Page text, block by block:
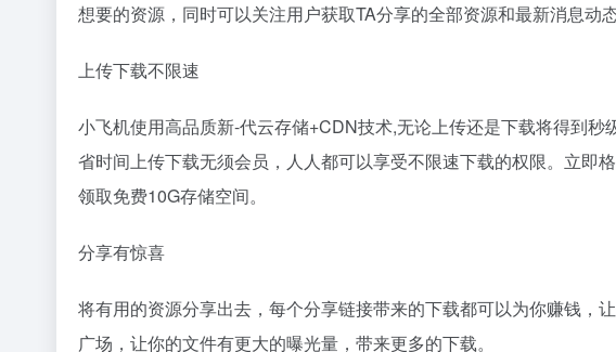
想要的资源，同时可以关注用户获取TA分享的全部资源和最新消息动态
上传下载不限速
小飞机使用高品质新-代云存储+CDN技术,无论上传还是下载将得到
省时间上传下载无须会员，人人都可以享受不限速下载的权限。立即
领取免费10G存储空间。
分享有惊喜
将有用的资源分享出去，每个分享链接带来的下载都可以为你赚钱，
广场，让你的文件有更大的曝光量，带来更多的下载。